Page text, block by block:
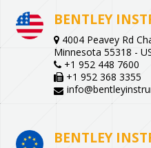
BENTLEY
4004 Peavey Rd
Minnesota 55318 -
+1 952 448 7600
+1 952 368 3355
BENTLEY